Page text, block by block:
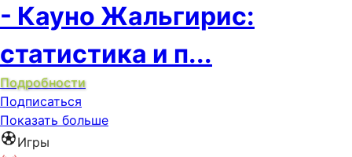
- Кауно Жальгирис:
статистика и п...
Подробности
Подписаться
Показать больше
Игры